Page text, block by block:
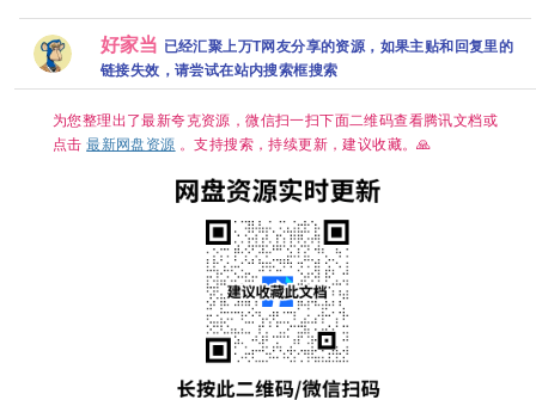
情】 【林智
妍 / 许南
俊】【韩剧
中字】
更新】
【1080P高
码】【国语
中字】【单
集/0.9G】
情 】【主演:
陈都灵 / 周
翊然】
无 三无千金
许配废物王
爷 夸克
[网盘资
[1GB集]
好家当 已经汇聚上万T网友分享的资源，如果主贴和回复里的
链接失效，请尝试在站内搜索框搜索
为您整理出了最新夸克资源，微信扫一扫下面二维码查看腾讯文档或
点击最新网盘资源 。支持搜索，持续更新，建议收藏。🙏